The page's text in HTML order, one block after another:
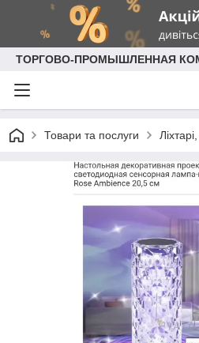
ТОРГОВО-ПРОМЫШЛЕННАЯ
Товари та послуги